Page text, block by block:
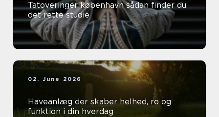
Tatoveringer københavn sådan finder du
det rette studie
02. June 2026
Haveanlæg der skaber helhed, ro og
funktion i din hverdag